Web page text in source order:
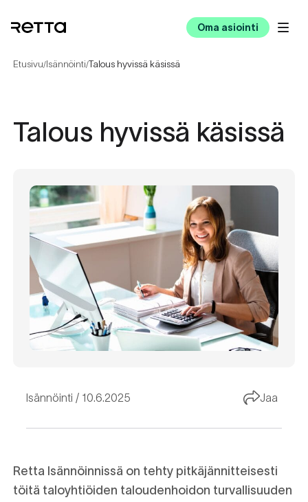
Oma asiointi
Etusivu/Isännöinti/Talous hyvissä käsissä
Talous hyvissä käsissä
Isännöinti 10.6.2025 Jaa
Retta Isännöinnissä on tehty pitkäjännitteisesti
töitä taloyhtiöiden taloudenhoidon turvallisuuden